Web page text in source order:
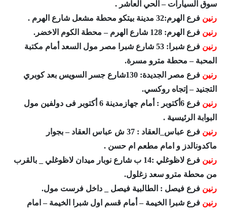
سوق السيارات – الحي العاشر .
رنين فرع الهرم:32 مدينة بيتكو محطة مشعل شارع الهرم .
رنين فرع الهرم: 128 شارع الهرم – محطة الكوم الاخضر.
رنين
فرع شبرا: 53 شارع شبرا مصر مول السعد أمام مكتبة
المحبة – محطة مترو مسرة.
رنين
فرع مصر الجديدة: 130شارع جسر السويس بعد كوبري
التجنيد – إتجاه روكسي.
رنين
فرع 6أكتوبر : أمام جهازمدينة 6 أكتوبر فى دولفين مول
البوابة الرئيسية .
رنين
فرع عباس_العقاد : 37 ش عباس العقاد – بجوار
ماكدونالدز و امام مطعم ام حسن .
رنين
فرع لاظوغلي :14 ب شارع نوبار ميدان لاظوغلي _ بالقرب
من محطة مترو سعد زغلول.
رنين فرع فيصل : الطالبية فيصل _ داخل فرست مول.
رنين فرع شبرا الخيمة – أمام قسم اول شبرا الخيمة – امام